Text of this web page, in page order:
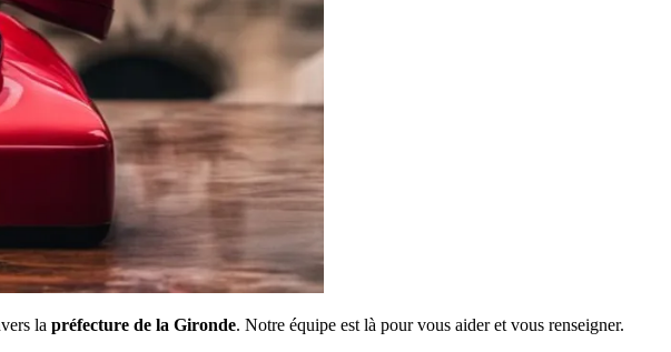
la préfecture de la Gironde. Notre équipe est là pour vous aider et vous renseigner.